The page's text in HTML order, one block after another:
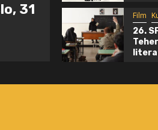
31
Czy
„konia”?
01/08/2026
Film
26.